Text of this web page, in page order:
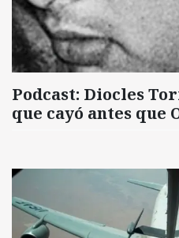
Podcast: Diocles
que cayó antes que